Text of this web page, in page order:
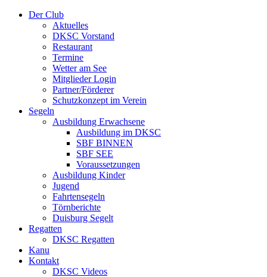
Der Club
Aktuelles
DKSC Vorstand
Restaurant
Termine
Wetter am See
Mitglieder Login
Partner/Förderer
Schutzkonzept im Verein
Segeln
Ausbildung Erwachsene
Ausbildung im DKSC
SBF BINNEN
SBF SEE
Voraussetzungen
Ausbildung Kinder
Jugend
Fahrtensegeln
Törnberichte
Duisburg Segelt
Regatten
DKSC Regatten
Kanu
Kontakt
DKSC Videos